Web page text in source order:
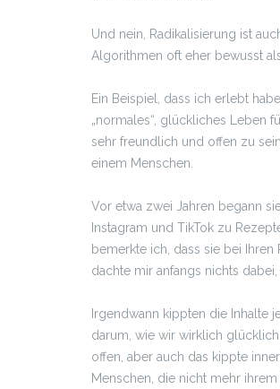
Und nein, Radikalisierung ist
Algorithmen oft eher bewusst
Ein Beispiel, dass ich erlebt
„normales“, glückliches Leben
sehr freundlich und offen zu
einem Menschen.
Vor etwa zwei Jahren begann
Instagram und TikTok zu
bemerkte ich, dass sie bei
dachte mir anfangs nichts
Irgendwann kippten die Inhalte
darum, wie wir wirklich
offen, aber auch das kippte
Menschen, die nicht mehr